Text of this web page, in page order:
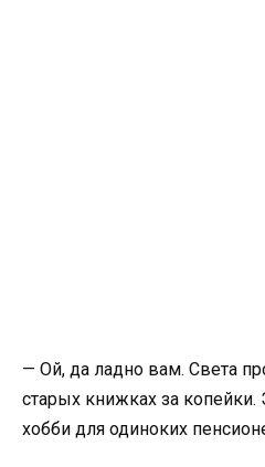
— Ой, да ладно вам. Света
старых книжках за
хобби для одиноких